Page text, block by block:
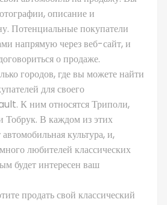
описание и
Потенциальные покупатели
напрямую через веб-сайт, и
о продаже.
городов, где вы можете найти
для своего
К ним относятся Триполи,
Тобрук. В каждом из этих
культура, и,
любителей классических
будет интересен ваш
продать свой классический